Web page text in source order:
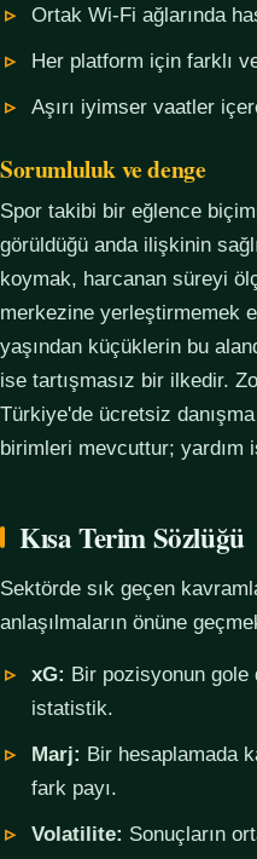
Ortak Wi-Fi ağlarında
Her platform için farklı
Aşırı iyimser vaatler
Sorumluluk ve denge
Spor takibi bir eğlence
görüldüğü anda ilişkinin
koymak, harcanan süreyi
merkezine yerleştirmemek
yaşından küçüklerin bu
ise tartışmasız bir ilkedir.
Türkiye'de ücretsiz
birimleri mevcuttur; yardım
Kısa Terim Sözlüğü
Sektörde sık geçen
anlaşılmaların önüne
xG: Bir pozisyonun gole
istatistik.
Marj: Bir hesaplamada
fark payı.
Volatilite: Sonuçların